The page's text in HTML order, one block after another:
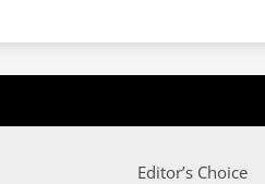
Editor’s Choice